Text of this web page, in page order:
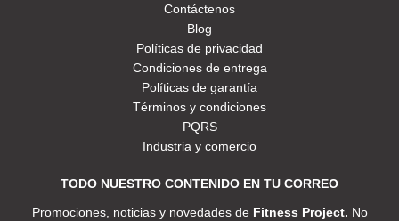
Contáctenos
Blog
Políticas de privacidad
Condiciones de entrega
Políticas de garantía
Términos y condiciones
PQRS
Industria y comercio
TODO NUESTRO CONTENIDO EN TU CORREO
Promociones, noticias y novedades de Fitness Project. No